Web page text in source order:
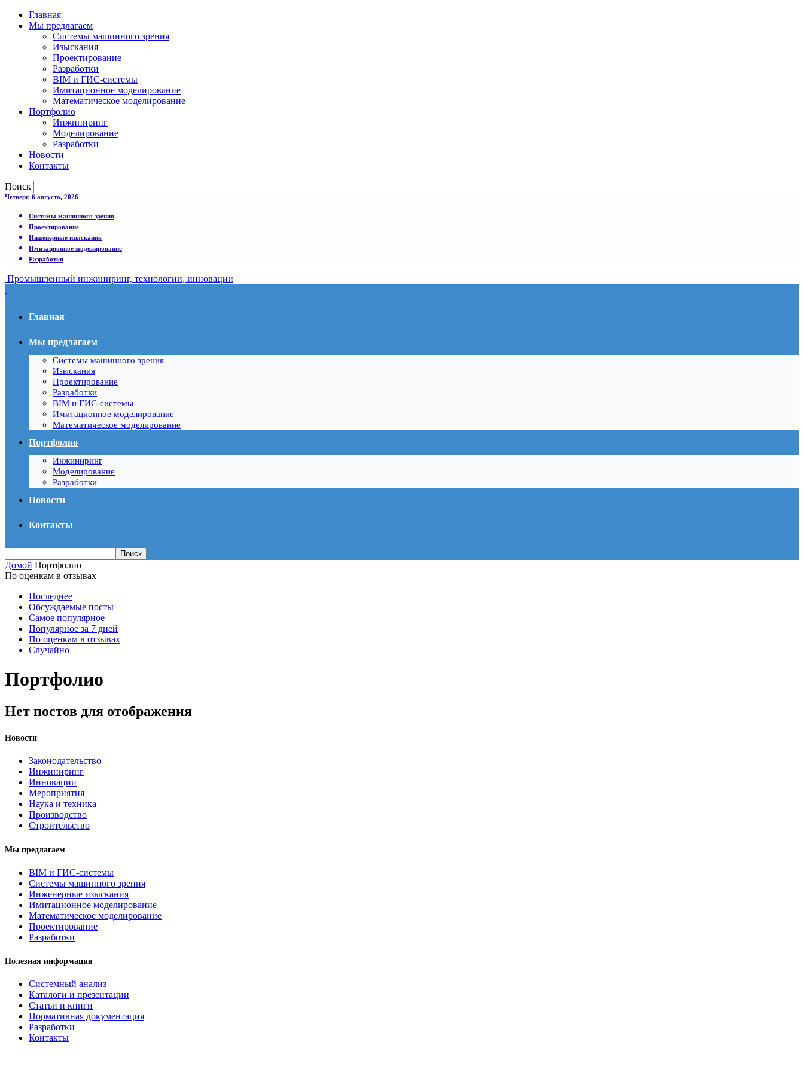
Главная
Мы предлагаем
Системы машинного зрения
Изыскания
Проектирование
Разработки
BIM и ГИС-системы
Имитационное моделирование
Математическое моделирование
Портфолио
Инжиниринг
Моделирование
Разработки
Новости
Контакты
Поиск
Четверг, 6 августа, 2026
Системы машинного зрения
Проектирование
Инженерные изыскания
Имитационное моделирование
Разработки
Промышленный инжиниринг, технологии, инновации
Главная
Мы предлагаем
Системы машинного зрения
Изыскания
Проектирование
Разработки
BIM и ГИС-системы
Имитационное моделирование
Математическое моделирование
Портфолио
Инжиниринг
Моделирование
Разработки
Новости
Контакты
Домой Портфолио
По оценкам в отзывах
Последнее
Обсуждаемые посты
Самое популярное
Популярное за 7 дней
По оценкам в отзывах
Случайно
Портфолио
Нет постов для отображения
Новости
Законодательство
Инжиниринг
Инновации
Мероприятия
Наука и техника
Производство
Строительство
Мы предлагаем
BIM и ГИС-системы
Системы машинного зрения
Инженерные изыскания
Имитационное моделирование
Математическое моделирование
Проектирование
Разработки
Полезная информация
Системный анализ
Каталоги и презентации
Статьи и книги
Нормативная документация
Разработки
Контакты